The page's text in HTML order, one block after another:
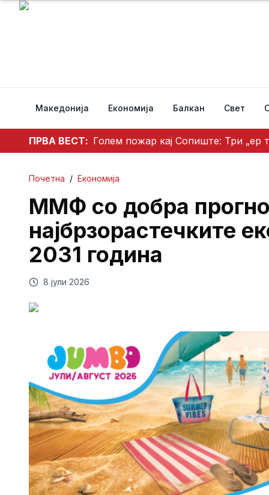
Македонија Економија Балкан Свет
ПРВА ВЕСТ: Голем пожар кај Сопиште: Три „ер
Почетна / Економија
ММФ со добра
најбрзорастечките
2031 година
8 јули 2026